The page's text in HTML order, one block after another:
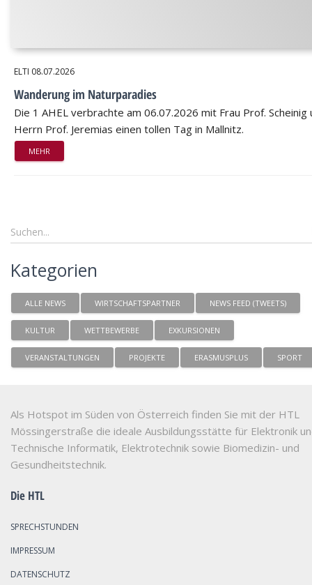
ELTI 08.07.2026
Wanderung im Naturparadies
Die 1 AHEL verbrachte am 06.07.2026 mit Frau Prof. Scheinig
Herrn Prof. Jeremias einen tollen Tag in Mallnitz.
MEHR
Kategorien
ALLE NEWS WIRTSCHAFTSPARTNER NEWS FEED (TWEETS)
KULTUR WETTBEWERBE EXKURSIONEN
VERANSTALTUNGEN PROJEKTE ERASMUSPLUS SPORT
Als Hotspot im Süden von Österreich finden Sie mit der HTL
Mössingerstraße die ideale Ausbildungsstätte für Elektronik
Technische Informatik, Elektrotechnik sowie Biomedizin- und
Gesundheitstechnik.
Die HTL
SPRECHSTUNDEN
IMPRESSUM
DATENSCHUTZ